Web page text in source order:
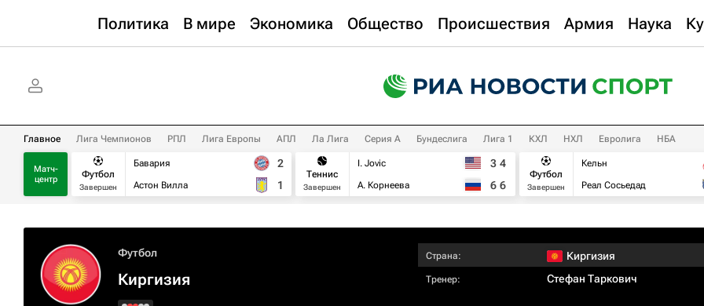
Политика В мире Экономика Общество Происшествия Армия Наука
Главное Лига Чемпионов РПЛ Лига Европы АПЛ Ла Лига Серия А Бундеслига Лига 1 КХЛ НХЛ Евролига НБА
Матч-
центр
Футбол
Завершен
Бавария
Астон Вилла
2
1
Теннис
Завершен
I. Jovic
А. Корнеева
3 4
6 6
Футбол
Завершен
Кельн
Реал Сосьедад
Футбол
Киргизия
Страна: Киргизия
Тренер: Стефан Таркович